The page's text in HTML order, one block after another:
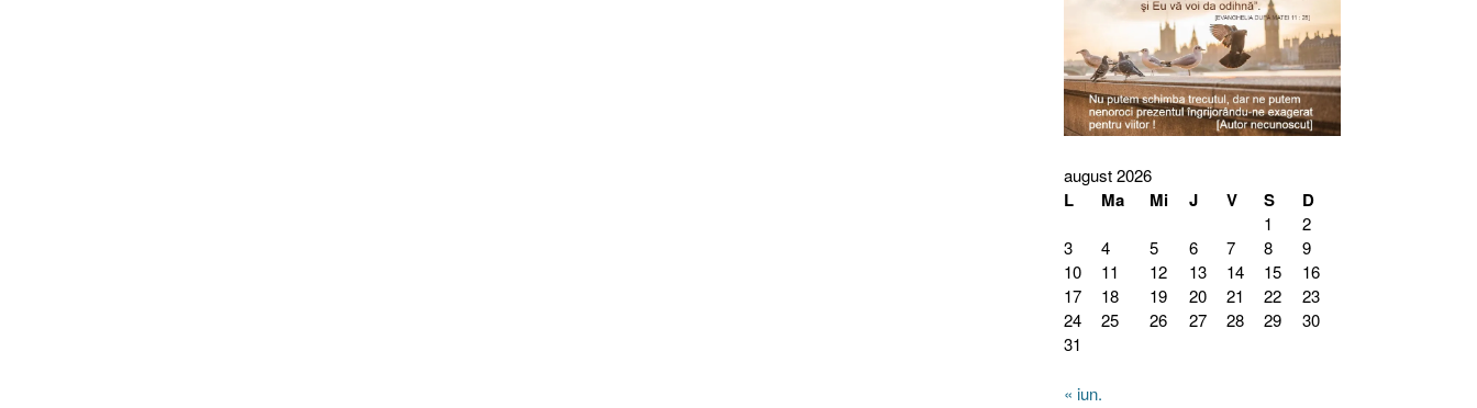
august 2026
L Ma Mi J V S D
1
2
3
4 5 6 7 8
9
10
11 12 13 14 15
16
17
18 19 20 21 22
23
24
25 26 27 28 29
30
31
« iun.